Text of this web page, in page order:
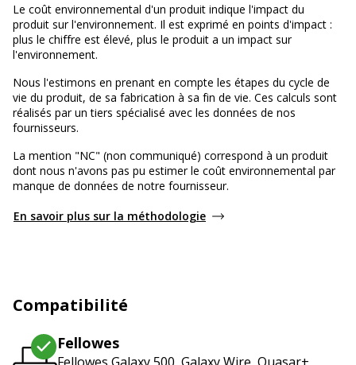
Le coût environnemental d'un produit indique l'impact du
produit sur l'environnement. Il est exprimé en points d'impact :
plus le chiffre est élevé, plus le produit a un impact sur
l'environnement.
Nous l'estimons en prenant en compte les étapes du cycle de
vie du produit, de sa fabrication à sa fin de vie. Ces calculs sont
réalisés par un tiers spécialisé avec les données de nos
fournisseurs.
La mention "NC" (non communiqué) correspond à un produit
dont nous n'avons pas pu estimer le coût environnemental par
manque de données de notre fournisseur.
En savoir plus sur la méthodologie
Compatibilité
Fellowes